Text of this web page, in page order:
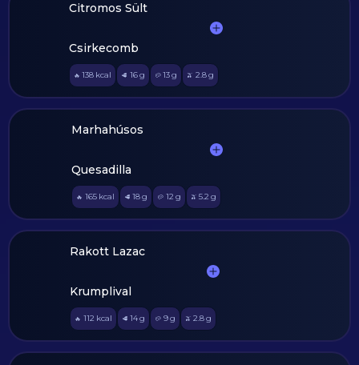
Citromos Sült
Csirkecomb
🔥 138 kcal 🥩 16g 🥔 13g 🫒 2.8g
Marhahúsos
Quesadilla
🔥 165 kcal 🥩 18g 🥔 12 g 🫒 5.2 g
Rakott Lazac
Krumplival
🔥 112 kcal 🥩 14g 🥔 9g 🫒 2.8g